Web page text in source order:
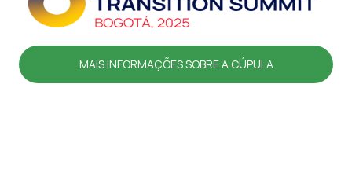
MAIS INFORMAÇÕES SOBRE A CÚPULA